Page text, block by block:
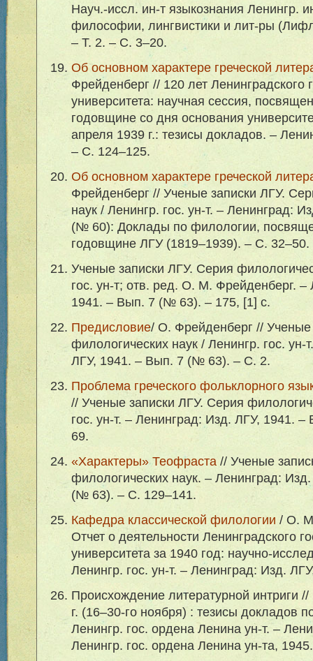
Науч.-иссл. ин-т языкознания Ленингр.
философии, лингвистики и лит-ры
– Т. 2. – С. 3–20.
Об основном характере греческой
Фрейденберг // 120 лет Ленинградского
университета: научная сессия,
годовщине со дня основания
апреля 1939 г.: тезисы докладов. –
– С. 124–125.
Об основном характере греческой
Фрейденберг // Ученые записки ЛГУ.
наук / Ленингр. гос. ун-т. – Ленинград:
(№ 60): Доклады по филологии,
годовщине ЛГУ (1819–1939). – С. 32–50.
Ученые записки ЛГУ. Серия
гос. ун-т; отв. ред. О. М. Фрейденберг.
1941. – Вып. 7 (№ 63). – 175, [1] с.
Предисловие/ О. Фрейденберг // Ученые
филологических наук / Ленингр. гос. ун-
ЛГУ, 1941. – Вып. 7 (№ 63). – С. 2.
Проблема греческого фольклорного
// Ученые записки ЛГУ. Серия
гос. ун-т. – Ленинград: Изд. ЛГУ, 1941.
69.
«Характеры» Теофраста // Ученые
филологических наук. – Ленинград:
(№ 63). – С. 129–141.
Кафедра классической филологии / О.
Отчет о деятельности Ленинградского
университета за 1940 год: научно-
Ленингр. гос. ун-т. – Ленинград: Изд.
Происхождение литературной интриги
г. (16–30-го ноября) : тезисы докладов
Ленингр. гос. ордена Ленина ун-т. –
Ленингр. гос. ордена Ленина ун-та,